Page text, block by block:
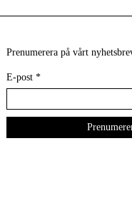
Prenumerera på vårt
E-post *